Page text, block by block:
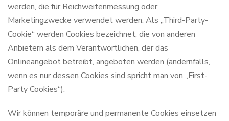
werden, die für Reichweitenmessung oder
Marketingzwecke verwendet werden. Als „Third-Party-
Cookie“ werden Cookies bezeichnet, die von anderen
Anbietern als dem Verantwortlichen, der das
Onlineangebot betreibt, angeboten werden (andernfalls,
wenn es nur dessen Cookies sind spricht man von „First-
Party Cookies“).
Wir können temporäre und permanente Cookies einsetzen